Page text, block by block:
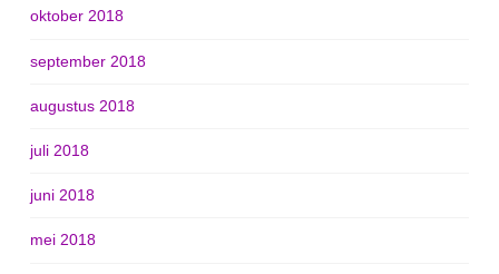
oktober 2018
september 2018
augustus 2018
juli 2018
juni 2018
mei 2018